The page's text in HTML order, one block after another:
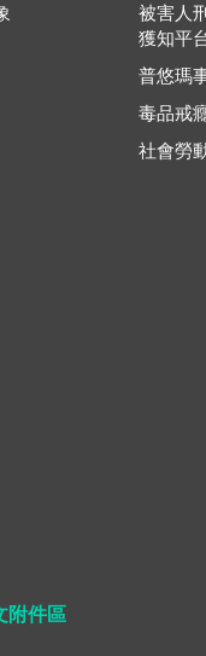
被害人
獲知平
普悠瑪
毒品戒
社會勞
附件區